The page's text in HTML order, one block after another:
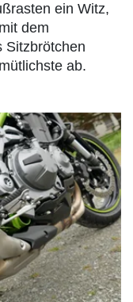
ein Witz,
dem
Sitzbrötchen
ab.